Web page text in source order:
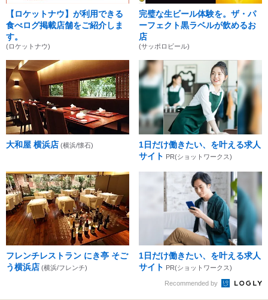
【ロケットナウ】が利用できる
食べログ掲載店舗をご紹介しま
す。
(ロケットナウ)
完璧な生ビール体験を。ザ・パ
ーフェクト黒ラベルが飲めるお
店
(サッポロビール)
大和屋 横浜店 (横浜/懐石)
1日だけ働きたい、を叶える求人
サイト PR(ショットワークス)
フレンチレストラン にき亭 そご
う横浜店 (横浜/フレンチ)
1日だけ働きたい、を叶える求人
サイト PR(ショットワークス)
Recommended by